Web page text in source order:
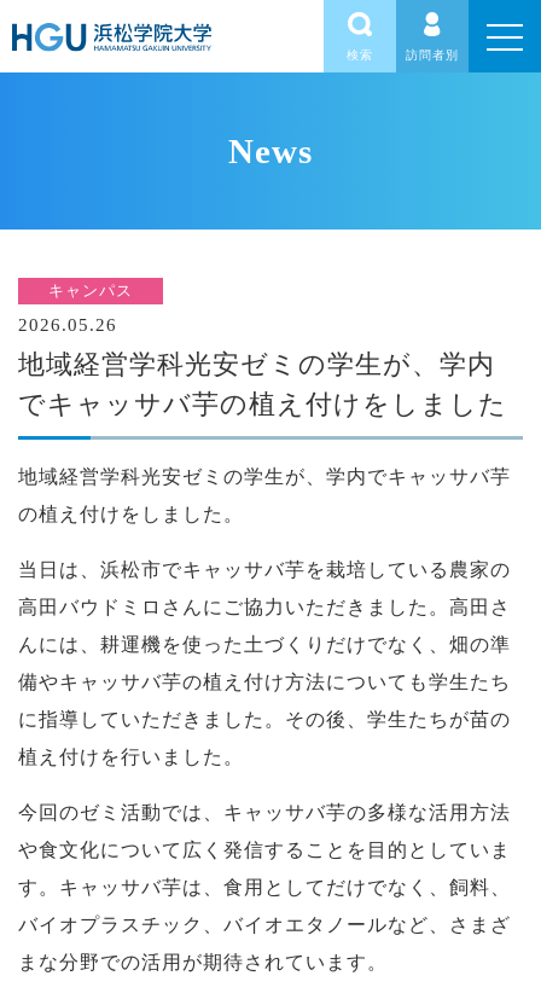
検索 訪問者別
News
キャンパス
2026.05.26
地域経営学科光安ゼミの学生が、学内
でキャッサバ芋の植え付けをしました
地域経営学科光安ゼミの学生が、学内でキャッサバ芋
の植え付けをしました。
当日は、浜松市でキャッサバ芋を栽培している農家の
高田バウドミロさんにご協力いただきました。高田さ
んには、耕運機を使った土づくりだけでなく、畑の準
備やキャッサバ芋の植え付け方法についても学生たち
に指導していただきました。その後、学生たちが苗の
植え付けを行いました。
今回のゼミ活動では、キャッサバ芋の多様な活用方法
や食文化について広く発信することを目的としていま
す。キャッサバ芋は、食用としてだけでなく、飼料、
バイオプラスチック、バイオエタノールなど、さまざ
まな分野での活用が期待されています。